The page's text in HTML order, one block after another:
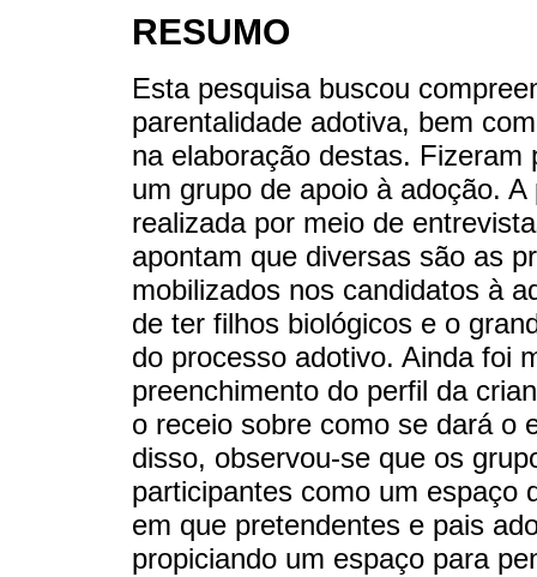
RESUMO
Esta pesquisa buscou
parentalidade adotiva, bem
na elaboração destas.
um grupo de apoio à adoção.
realizada por meio de
apontam que diversas são as
mobilizados nos candidatos à
de ter filhos biológicos e o
do processo adotivo. Ainda foi
preenchimento do perfil da
o receio sobre como se dará o
disso, observou-se que os
participantes como um espaço
em que pretendentes e pais
propiciando um espaço para